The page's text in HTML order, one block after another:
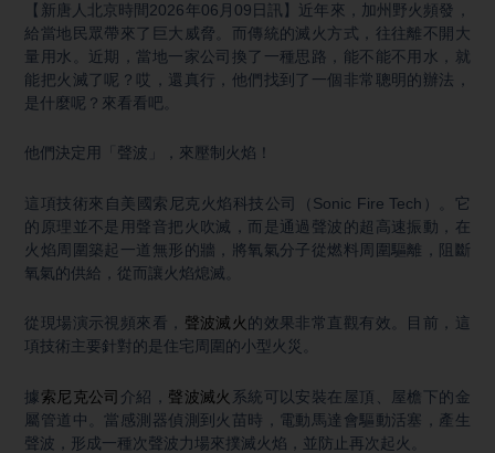
【新唐人北京時間2026年06月09日訊】近年來，加州野火頻發，
給當地民眾帶來了巨大威脅。而傳統的滅火方式，往往離不開大
量用水。近期，當地一家公司換了一種思路，能不能不用水，就
能把火滅了呢？哎，還真行，他們找到了一個非常聰明的辦法，
是什麼呢？來看看吧。
他們決定用「聲波」，來壓制火焰！
這項技術來自美國索尼克火焰科技公司（Sonic Fire Tech）。它
的原理並不是用聲音把火吹滅，而是通過聲波的超高速振動，在
火焰周圍築起一道無形的牆，將氧氣分子從燃料周圍驅離，阻斷
氧氣的供給，從而讓火焰熄滅。
從現場演示視頻來看， 聲波滅火的效果非常直觀有效。目前，這
項技術主要針對的是住宅周圍的小型火災。
據索尼克公司 介紹， 聲波滅火 系統可以安裝在屋頂、屋檐下的金
屬管道中。當感測器偵測到火苗時，電動馬達會驅動活塞，產生
聲波，形成一種次聲波力場來撲滅火焰，並防止再次起火。